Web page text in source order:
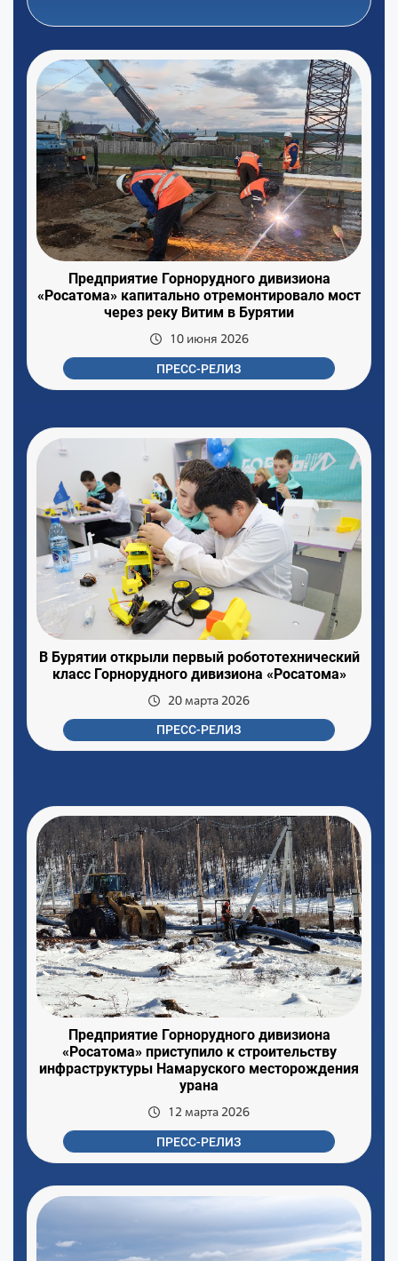
Предприятие Горнорудного дивизиона
«Росатома» капитально отремонтировало мост
через реку Витим в Бурятии
10 июня 2026
ПРЕСС-РЕЛИЗ
В Бурятии открыли первый робототехнический
класс Горнорудного дивизиона «Росатома»
20 марта 2026
ПРЕСС-РЕЛИЗ
Предприятие Горнорудного дивизиона
«Росатома» приступило к строительству
инфраструктуры Намаруского месторождения
урана
12 марта 2026
ПРЕСС-РЕЛИЗ